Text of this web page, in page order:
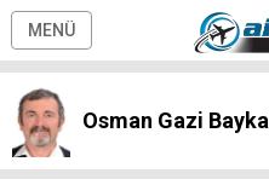
MENÜ
Osman Gazi Baykal